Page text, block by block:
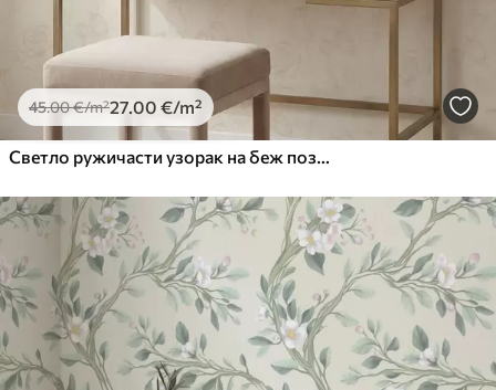
45.00€/m²27.00 €/m²
Светло ружичасти узорак на беж позадини